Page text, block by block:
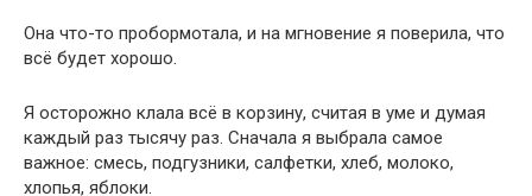
Она что-то пробормотала, и на мгновение я поверила, что
всё будет хорошо.
Я осторожно клала всё в корзину, считая в уме и думая
каждый раз тысячу раз. Сначала я выбрала самое
важное: смесь, подгузники, салфетки, хлеб, молоко,
хлопья, яблоки.